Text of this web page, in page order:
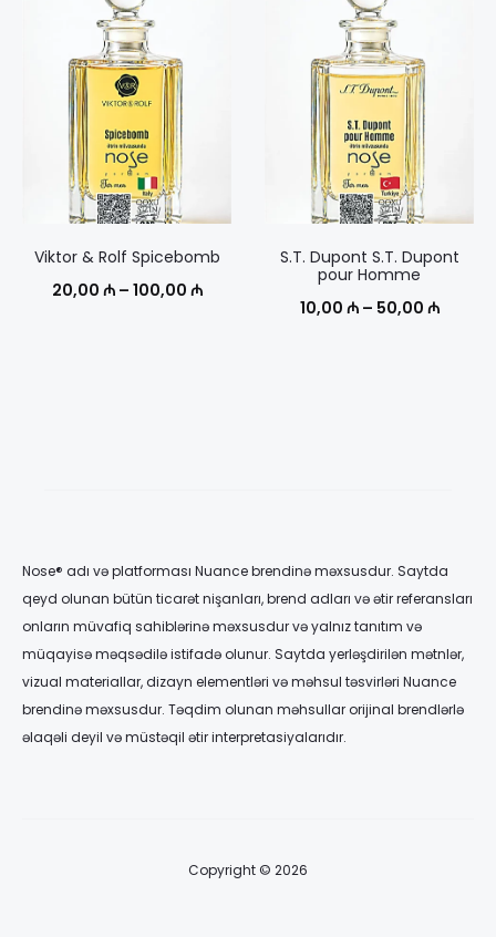
Viktor & Rolf Spicebomb
20,00 ₼ – 100,00 ₼Диапазон
S.T. Dupont S.T. Dupont
pour Homme
10,00 ₼ – 50,00 ₼
Nose® adı və platforması Nuance brendinə məxsusdur. Saytda
qeyd olunan bütün ticarət nişanları, brend adları və ətir referansları
onların müvafiq sahiblərinə məxsusdur və yalnız tanıtım və
müqayisə məqsədilə istifadə olunur. Saytda yerləşdirilən mətnlər,
vizual materiallar, dizayn elementləri və məhsul təsvirləri Nuance
brendinə məxsusdur. Təqdim olunan məhsullar orijinal brendlərlə
əlaqəli deyil və müstəqil ətir interpretasiyalarıdır.
Copyright © 2026